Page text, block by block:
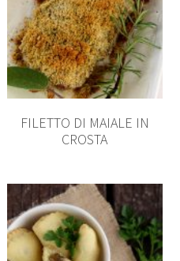
FILETTO DI MAIALE IN
CROSTA